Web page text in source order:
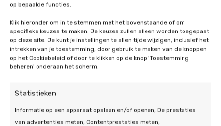
op bepaalde functies.
Klik hieronder om in te stemmen met het bovenstaande of om
specifieke keuzes te maken. Je keuzes zullen alleen worden toegepast
op deze site. Je kunt je instellingen te allen tijde wijzigen, inclusief het
intrekken van je toestemming, door gebruik te maken van de knoppen
op het Cookiebeleid of door te klikken op de knop 'Toestemming
beheren' onderaan het scherm.
Statistieken
Informatie op een apparaat opslaan en/of openen, De prestaties
van advertenties meten, Contentprestaties meten,
thuisbatterij met een capaciteit van 4 tot 6
kW te kopen.
interessanter worden! Sinds 2023 profiteert u
al van het btw-nultarief. Neemcontactop
voor persoonlijk advies.